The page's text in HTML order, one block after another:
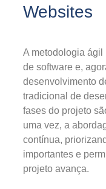
Websites
A metodologia
de software e,
desenvolvimento
tradicional de
fases do projeto
uma vez, a
contínua,
importantes e
projeto avança.